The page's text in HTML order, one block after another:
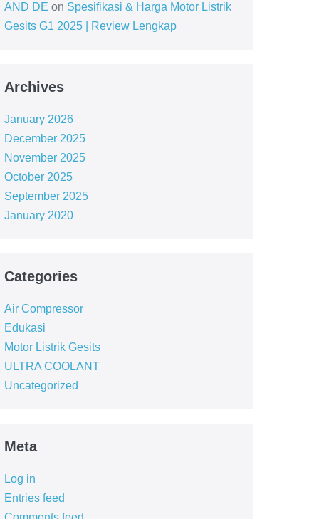
AND DE on Spesifikasi & Harga Motor Listrik
Gesits G1 2025 | Review Lengkap
Archives
January 2026
December 2025
November 2025
October 2025
September 2025
January 2020
Categories
Air Compressor
Edukasi
Motor Listrik Gesits
ULTRA COOLANT
Uncategorized
Meta
Log in
Entries feed